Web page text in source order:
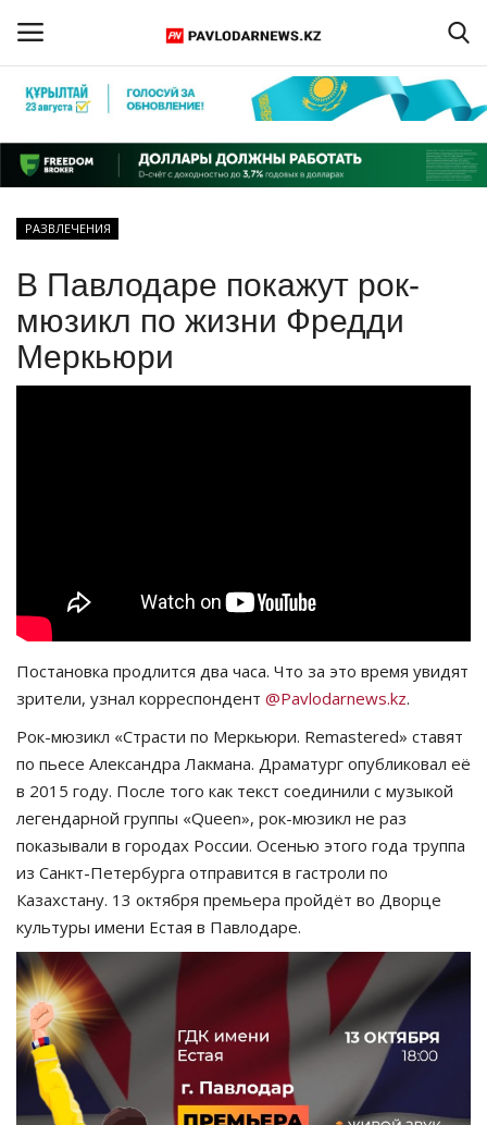
Регистрация
Главная
ПАВЛОДАРСКАЯ ОБЛАСТЬ
КАЗАХСТАН
РАЗВЛЕЧЕНИЯ
OFFICIAL
Курултай
Язык
Қазақша Русский
РАЗВЛЕЧЕНИЯ
В Павлодаре покажут рок-
мюзикл по жизни Фредди
Меркьюри
Постановка продлится два часа. Что за это время увидят
зрители, узнал корреспондент @Pavlodarnews.kz.
Рок-мюзикл «Страсти по Меркьюри. Remastered» ставят
по пьесе Александра Лакмана. Драматург опубликовал её
в 2015 году. После того как текст соединили с музыкой
легендарной группы «Queen», рок-мюзикл не раз
показывали в городах России. Осенью этого года труппа
из Санкт-Петербурга отправится в гастроли по
Казахстану. 13 октября премьера пройдёт во Дворце
культуры имени Естая в Павлодаре.